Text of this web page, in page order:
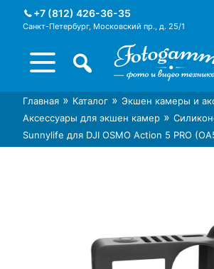
+7 (812) 426-36-35
Санкт-Петербург, Московский пр., д. 25/1
Интернет-
Foto-Gamma в
Магазин
gamma.ru
Главная » Каталог » Экшен камеры и
Аксессуары для экшен камер »
Sunnylife для DJI OSMO Action 5 PRO